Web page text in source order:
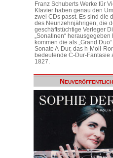
Franz Schuberts Werke für
Klavier haben genau den
zwei CDs passt. Es sind die
des Neunzehnjährigen, die
geschäftstüchtige Verleger
„Sonatinen“ herausgegeben
kommen die als „Grand
Sonate A-Dur, das h-Moll-
bedeutende C-Dur-Fantasie
1827.